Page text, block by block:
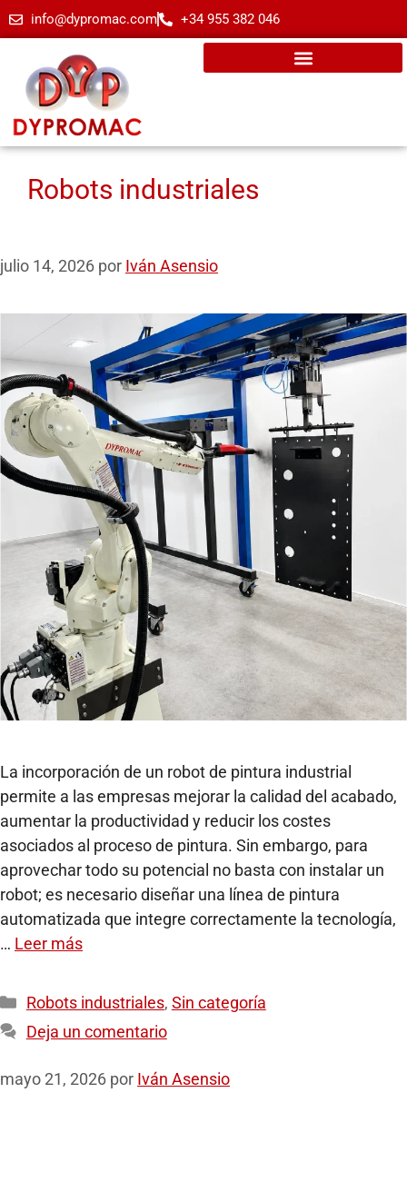
info@dypromac.com +34 955 382 046
Robots industriales
julio 14, 2026 por Iván Asensio
La incorporación de un robot de pintura industrial
permite a las empresas mejorar la calidad del acabado,
aumentar la productividad y reducir los costes
asociados al proceso de pintura. Sin embargo, para
aprovechar todo su potencial no basta con instalar un
robot; es necesario diseñar una línea de pintura
automatizada que integre correctamente la tecnología,
… Leer más
Robots industriales, Sin categoría
Deja un comentario
mayo 21, 2026 por Iván Asensio